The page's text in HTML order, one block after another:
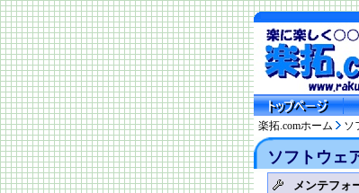
楽拓.comホーム ソ
ソフトウェ
メンテフォ